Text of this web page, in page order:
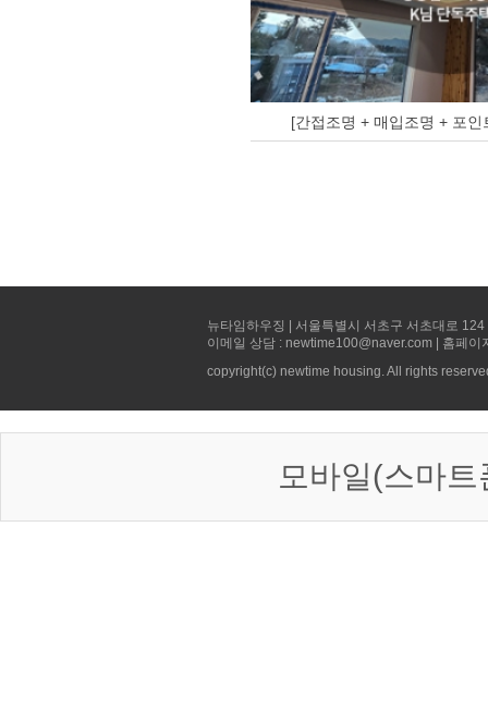
[간접조명 + 매입조명 + 포
뉴타임하우징 | 서울특별시 서초구 서초대로
이메일 상담 : newtime100@naver.com | 홈페
copyright(c) newtime housing. All rights
모바일(스마